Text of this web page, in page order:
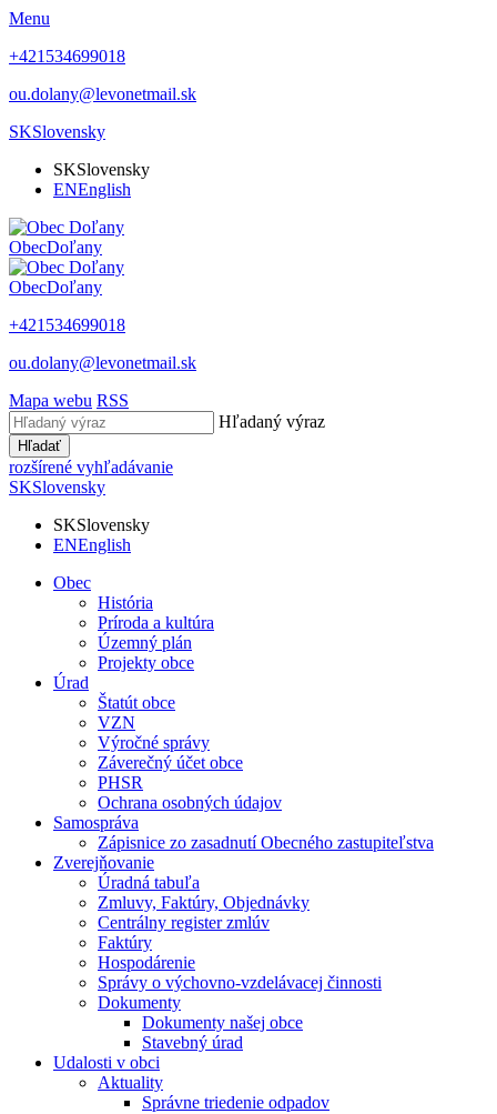
Menu
+421534699018
ou.dolany@levonetmail.sk
SKSlovensky
SKSlovensky
ENEnglish
ObecDoľany
ObecDoľany
+421534699018
ou.dolany@levonetmail.sk
Mapa webu RSS
Hľadaný výraz
Hľadať
rozšírené vyhľadávanie
SKSlovensky
SKSlovensky
ENEnglish
Obec
História
Príroda a kultúra
Územný plán
Projekty obce
Úrad
Štatút obce
VZN
Výročné správy
Záverečný účet obce
PHSR
Ochrana osobných údajov
Samospráva
Zápisnice zo zasadnutí Obecného zastupiteľstva
Zverejňovanie
Úradná tabuľa
Zmluvy, Faktúry, Objednávky
Centrálny register zmlúv
Faktúry
Hospodárenie
Správy o výchovno-vzdelávacej činnosti
Dokumenty
Dokumenty našej obce
Stavebný úrad
Udalosti v obci
Aktuality
Správne triedenie odpadov